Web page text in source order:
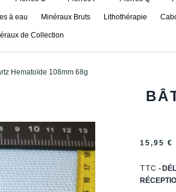
à eau Minéraux Bruts Lithothérapie
de Collection
Hematoïde 108mm 68g
15,95 €
TTC